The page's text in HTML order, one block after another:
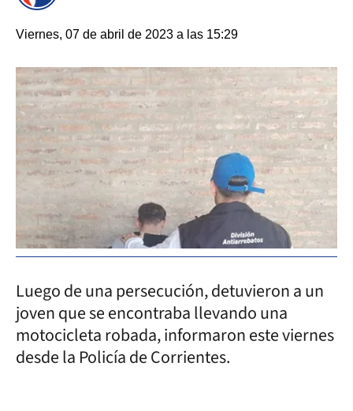
Viernes, 07 de abril de 2023 a las 15:29
Luego de una persecución, detuvieron a un
joven que se encontraba llevando una
motocicleta robada, informaron este viernes
desde la Policía de Corrientes.